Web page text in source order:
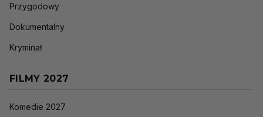
Przygodowy
Dokumentalny
Kryminał
FILMY 2027
Komedie 2027